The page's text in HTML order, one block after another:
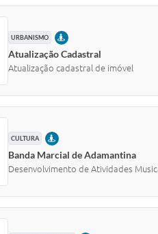
URBANISMO PRESENCIAL
Atualização Cadastral
Atualização cadastral de imóvel
CULTURA PRESENCIAL
Banda Marcial de Adamantina
Desenvolvimento de Atividades